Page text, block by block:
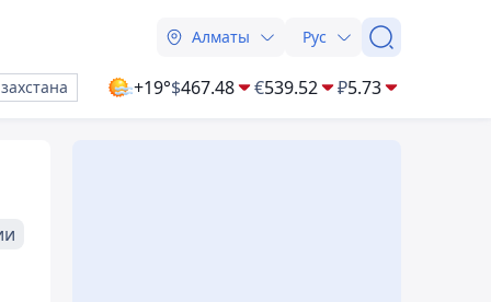
Алматы Рус
+19°$467.48 €539.52 ₽5.73